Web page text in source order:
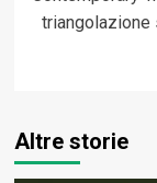
triangolazione
Altre storie